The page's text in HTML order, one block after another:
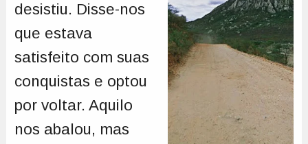
desistiu. Disse-nos
que estava
satisfeito com suas
conquistas e optou
por voltar. Aquilo
nos abalou, mas